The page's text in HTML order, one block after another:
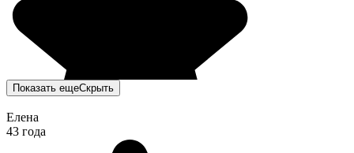
Показать ещеСкрыть
Елена
43 года